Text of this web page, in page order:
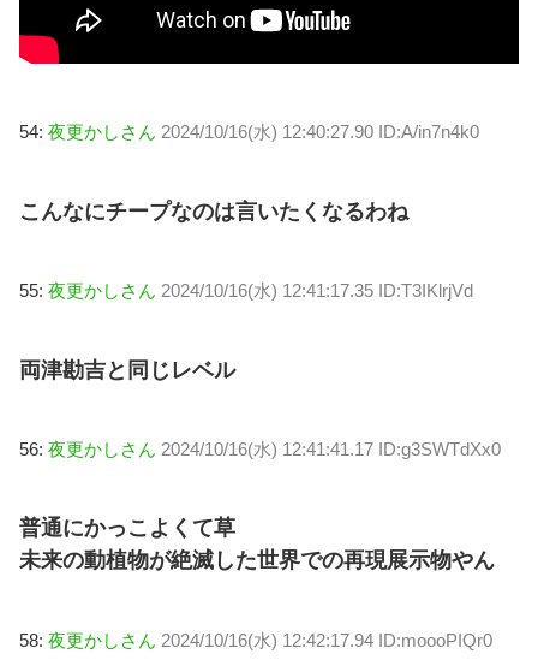
54: 夜更かしさん 2024/10/16(水) 12:40:27.90 ID:A/in7n4k0
こんなにチープなのは言いたくなるわね
55: 夜更かしさん 2024/10/16(水) 12:41:17.35 ID:T3IKlrjVd
両津勘吉と同じレベル
56: 夜更かしさん 2024/10/16(水) 12:41:41.17 ID:g3SWTdXx0
普通にかっこよくて草
未来の動植物が絶滅した世界での再現展示物やん
58: 夜更かしさん 2024/10/16(水) 12:42:17.94 ID:moooPIQr0